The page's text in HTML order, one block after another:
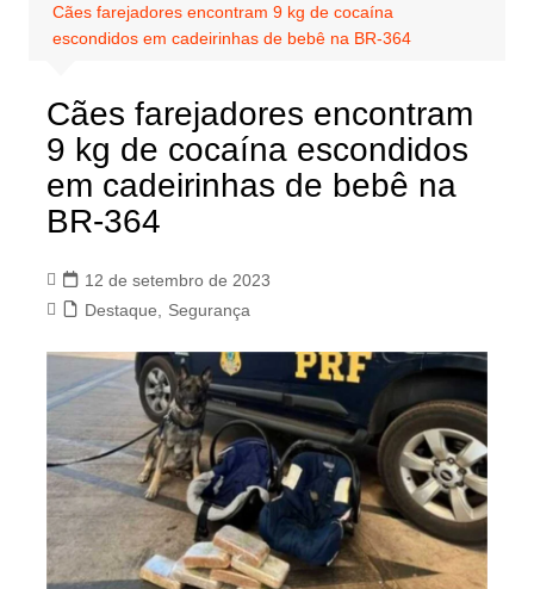
Cães farejadores encontram 9 kg de cocaína
escondidos em cadeirinhas de bebê na BR-364
Cães farejadores encontram
9 kg de cocaína escondidos
em cadeirinhas de bebê na
BR-364
12 de setembro de 2023
Destaque
Segurança